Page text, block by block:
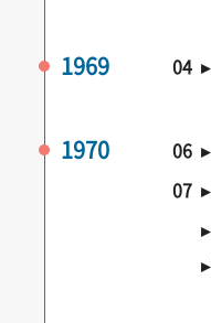
1969 04 ▸
1970 06 ▸
07 ▸
▸
▸